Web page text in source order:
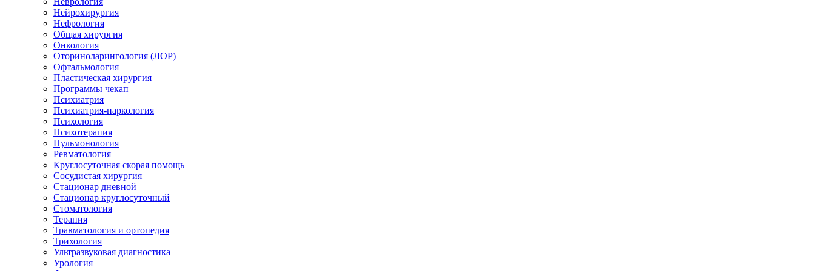
Нейрохирургия
Нефрология
Общая хирургия
Онкология
Оториноларингология (ЛОР)
Офтальмология
Пластическая хирургия
Программы чекап
Психиатрия
Психиатрия-наркология
Психология
Психотерапия
Пульмонология
Ревматология
Круглосуточная скорая помощь
Сосудистая хирургия
Стационар дневной
Стационар круглосуточный
Стоматология
Терапия
Травматология и ортопедия
Трихология
Ультразвуковая диагностика
Урология